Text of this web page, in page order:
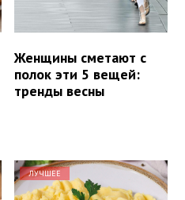
Женщины сметают с
полок эти 5 вещей:
тренды весны
ЛУЧШЕЕ